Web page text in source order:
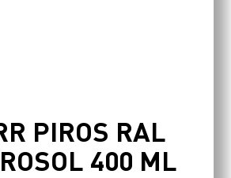
PIROS RAL
400 ML